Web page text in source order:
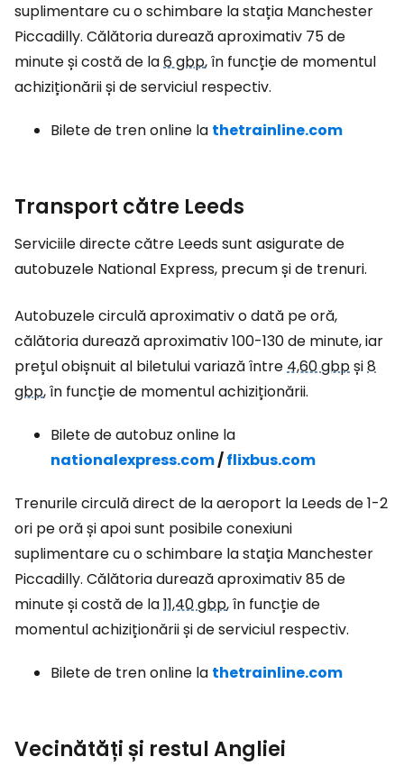
suplimentare cu o schimbare la stația Manchester
Piccadilly. Călătoria durează aproximativ 75 de
minute și costă de la6 gbp, în funcție de momentul
achiziționării și de serviciul respectiv.
Bilete de tren online la thetrainline.com
Transport către Leeds
Serviciile directe către Leeds sunt asigurate de
autobuzele National Express, precum și de trenuri.
Autobuzele circulă aproximativ o dată pe oră,
călătoria durează aproximativ 100-130 de minute, iar
prețul obișnuit al biletului variază între4,60 gbpși8
gbp, în funcție de momentul achiziționării.
Bilete de autobuz online la
nationalexpress.com/flixbus.com
Trenurile circulă direct de la aeroport la Leeds de 1-2
ori pe oră și apoi sunt posibile conexiuni
suplimentare cu o schimbare la stația Manchester
Piccadilly. Călătoria durează aproximativ 85 de
minute și costă de la11,40 gbp, în funcție de
momentul achiziționării și de serviciul respectiv.
Bilete de tren online la thetrainline.com
Vecinătăți și restul Angliei